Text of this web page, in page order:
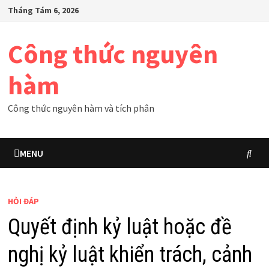
SkipTháng Tám 6, 2026
Công thức nguyên
hàm
Công thức nguyên hàm và tích phân
MENU
HỎI ĐÁP
Quyết định kỷ luật hoặc đề
nghị kỷ luật khiển trách, cảnh